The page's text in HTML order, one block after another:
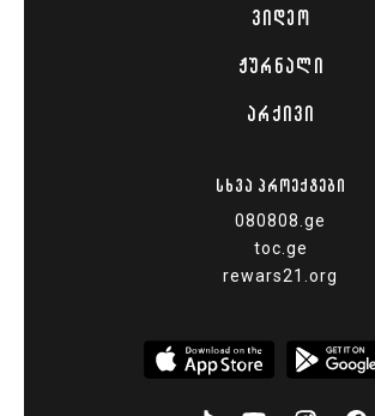
ᲕᲘᲓᲔᲝ
ᲟᲣᲠᲜᲐᲚᲘ
ᲐᲠᲥᲘᲕᲘ
ᲡᲮᲕᲐ ᲞᲠᲝᲔᲥᲢᲔᲑᲘ
080808.ge
toc.ge
rewars21.org